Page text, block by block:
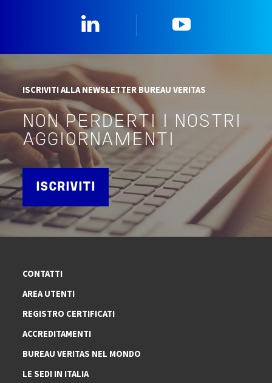
ISCRIVITI ALLA NEWSLETTER BUREAU VERITAS
NON PERDERTI I NOSTRI
AGGIORNAMENTI
ISCRIVITI
CONTATTI
AREA UTENTI
REGISTRO CERTIFICATI
ACCREDITAMENTI
BUREAU VERITAS NEL MONDO
LE SEDI IN ITALIA